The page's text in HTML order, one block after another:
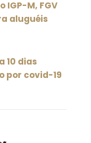
IGP-M, FGV
aluguéis
10 dias
por covid-19